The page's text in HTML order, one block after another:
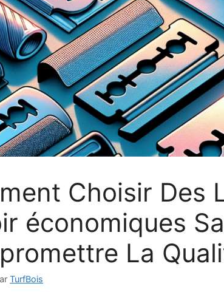
Choisir Des
économiques
La
TurfBois